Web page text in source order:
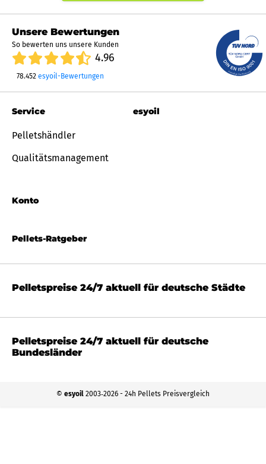
Unsere Bewertungen
So bewerten uns unsere Kunden
4.96
78.452 esyoil-Bewertungen
Pellets-Ratgeber
Service
Pelletshändler
Qualitätsmanagement
Konto
esyoil
Pelletspreise 24/7 aktuell für deutsche Städte
Pelletspreise 24/7 aktuell für deutsche
Bundesländer
© esyoil 2003‐2026 - 24h Pellets Preisvergleich